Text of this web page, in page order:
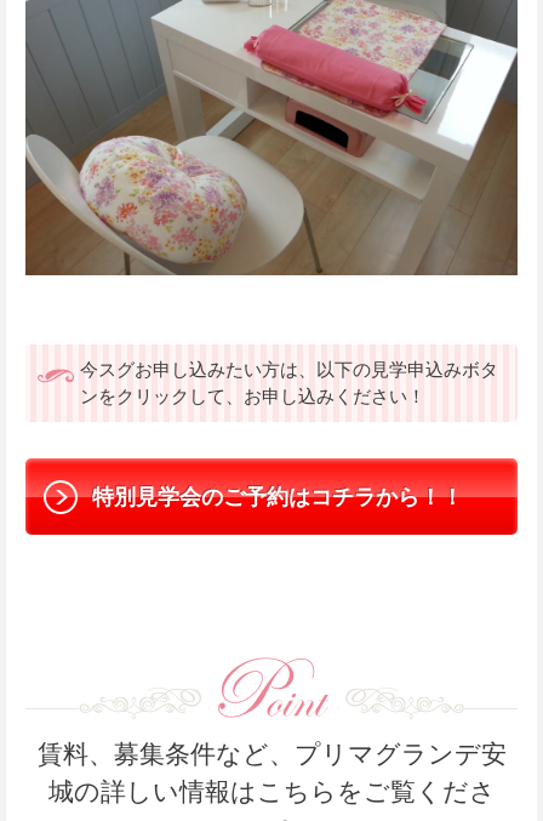
今スグお申し込みたい方は、以下の見学申込みボタ
ンをクリックして、お申し込みください！
特別見学会のご予約はコチラから！！
賃料、募集条件など、プリマグランデ安
城の詳しい情報はこちらをご覧くださ